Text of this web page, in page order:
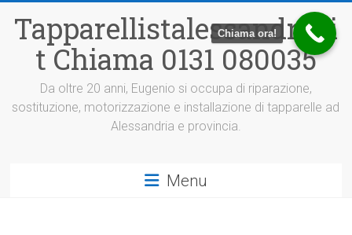
contenuto
Tapparellistalessandria.i
t Chiama 0131 080035
Da oltre 20 anni, Eugenio si occupa di riparazione,
sostituzione, motorizzazione e installazione di tapparelle ad
Alessandria e provincia.
Menu
Chiama ora!